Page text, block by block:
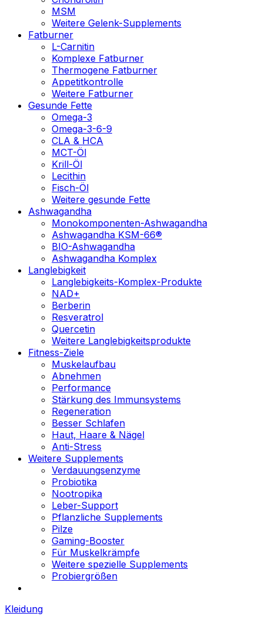
MSM
Weitere Gelenk-Supplements
Fatburner
L-Carnitin
Komplexe Fatburner
Thermogene Fatburner
Appetitkontrolle
Weitere Fatburner
Gesunde Fette
Omega-3
Omega-3-6-9
CLA & HCA
MCT-Öl
Krill-Öl
Lecithin
Fisch-Öl
Weitere gesunde Fette
Ashwagandha
Monokomponenten-Ashwagandha
Ashwagandha KSM-66®
BIO-Ashwagandha
Ashwagandha Komplex
Langlebigkeit
Langlebigkeits-Komplex-Produkte
NAD+
Berberin
Resveratrol
Quercetin
Weitere Langlebigkeitsprodukte
Fitness-Ziele
Muskelaufbau
Abnehmen
Performance
Stärkung des Immunsystems
Regeneration
Besser Schlafen
Haut, Haare & Nägel
Anti-Stress
Weitere Supplements
Verdauungsenzyme
Probiotika
Nootropika
Leber-Support
Pflanzliche Supplements
Pilze
Gaming-Booster
Für Muskelkrämpfe
Weitere spezielle Supplements
Probiergrößen
Kleidung